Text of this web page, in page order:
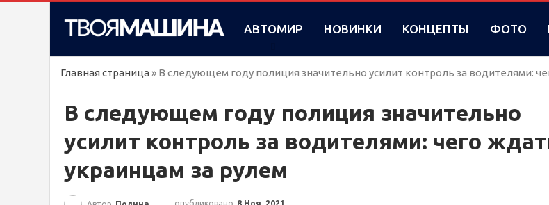
АВТОМИР НОВИНКИ КОНЦЕПТЫ ФОТО
Главная страница » В следующем году полиция значительно усилит контроль за водителями:
В следующем году полиция значительно
усилит контроль за водителями: чего
украинцам за рулем